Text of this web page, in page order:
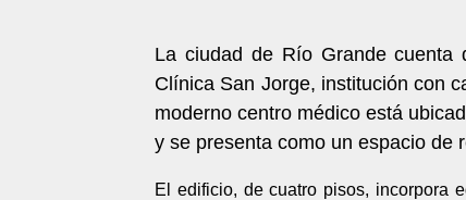
La ciudad de Río Grande
Clínica San Jorge, institución con
moderno centro médico está
y se presenta como un espacio de
El edificio, de cuatro pisos, incorpora